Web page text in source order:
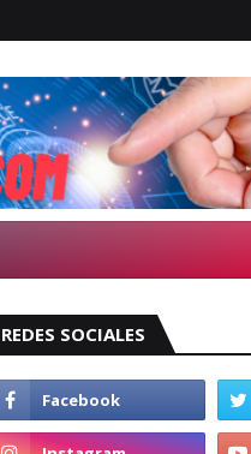
REDES SOCIALES